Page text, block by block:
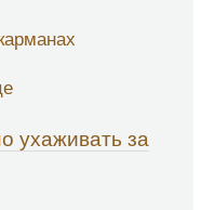
ухаживать за